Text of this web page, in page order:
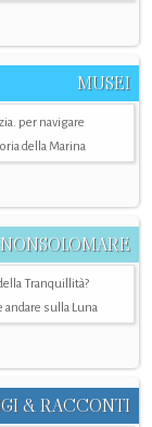
MUSEI
per navigare
della Marina
NONSOLOMARE
Tranquillità?
andare sulla Luna
& RACCONTI